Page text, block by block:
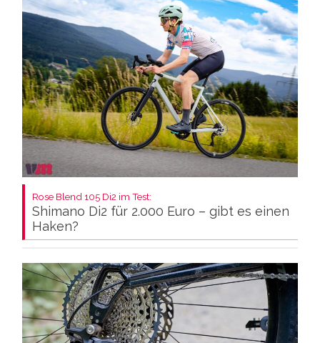
Rose Blend 105 Di2 im Test:
Shimano Di2 für 2.000 Euro – gibt es einen
Haken?